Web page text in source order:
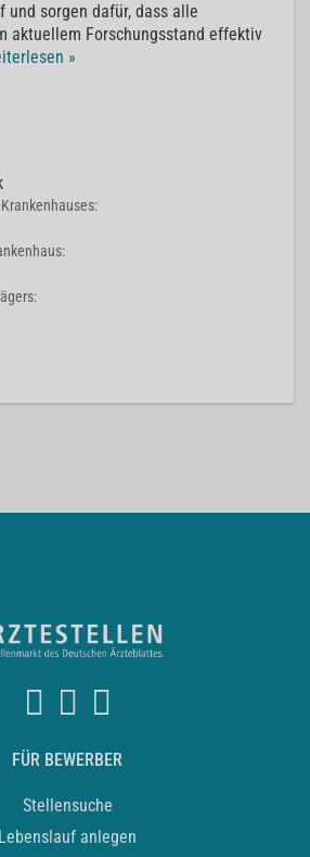
und sorgen dafür, dass alle
aktuellem Forschungsstand effektiv
»
FÜR BEWERBER
Stellensuche
Lebenslauf anlegen